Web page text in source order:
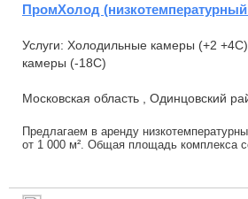
ПромХолод
Услуги: Холодильные камеры (+2
камеры (-18С)
Московская область , Одинцовский
Предлагаем в аренду
от 1 000 м². Общая площадь комплекса